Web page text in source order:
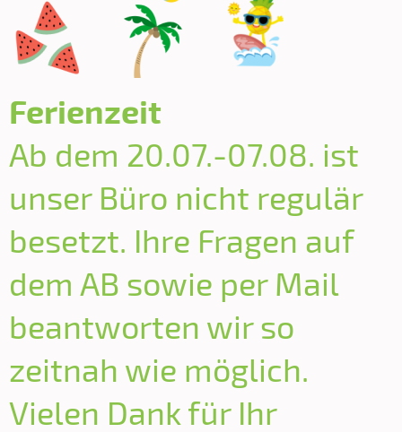
Ferienzeit
Ab dem 20.07.-07.08. ist
unser Büro nicht regulär
besetzt. Ihre Fragen auf
dem AB sowie per Mail
beantworten wir so
zeitnah wie möglich.
Vielen Dank für Ihr